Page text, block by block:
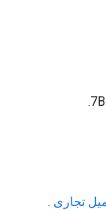
تجاری .